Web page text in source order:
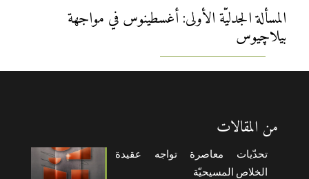
المسألة الجدليّة الأولى: أغسطينوس في مواجهة
بيلاچيوس
من المقالات
تحدّيات معاصرة تواجه عقيدة
الخلاص المسيحيّة